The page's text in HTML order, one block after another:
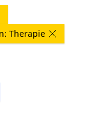
Therapie